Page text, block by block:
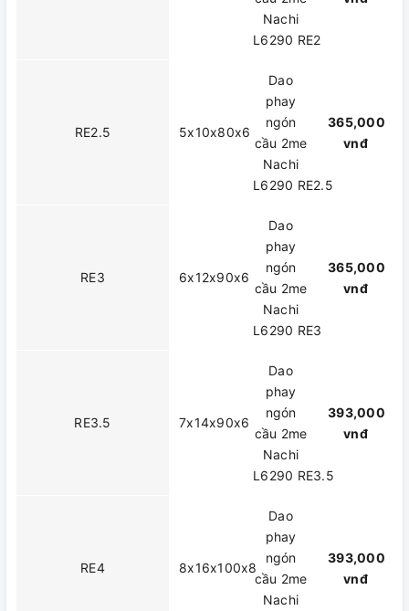
Nachi
L6290 RE2
RE2.5 5x10x80x6
Dao
phay
ngón
cầu 2me
Nachi
L6290 RE2.5
365,000
vnđ
RE3 6x12x90x6
Dao
phay
ngón
cầu 2me
Nachi
L6290 RE3
365,000
vnđ
RE3.5 7x14x90x6
Dao
phay
ngón
cầu 2me
Nachi
L6290 RE3.5
393,000
vnđ
RE4 8x16x100x8
Dao
phay
ngón
cầu 2me
Nachi
393,000
vnđ